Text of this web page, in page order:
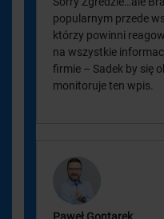
popularnym przede
którzy powinni
na wszystkie
firmie – Sadek by się
monitoruje ten wpis.
Paweł Gontarek